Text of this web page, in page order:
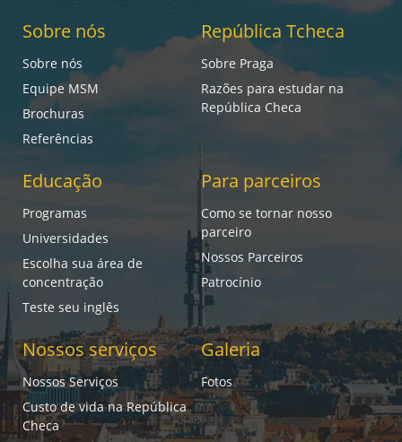
Sobre nós
Sobre nós
Equipe MSM
Brochuras
Referências
República Tcheca
Sobre Praga
Razões para estudar na
República Checa
Educação
Programas
Universidades
Escolha sua área de
concentração
Teste seu inglês
Para parceiros
Como se tornar nosso
parceiro
Nossos Parceiros
Patrocínio
Nossos serviços
Nossos Serviços
Custo de vida na República
Checa
Galeria
Fotos